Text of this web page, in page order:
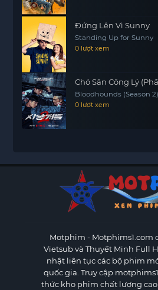
Đứng Lên Vì Sunny
Standing Up for Sunny
0 lượt xem
Chó Săn Công Lý
Bloodhounds (Season 2)
0 lượt xem
Motphim - Motphims1.com
Vietsub và Thuyết Minh Full
nhật liên tục các bộ phim
quốc gia. Truy cập
thức kho phim chất lượng